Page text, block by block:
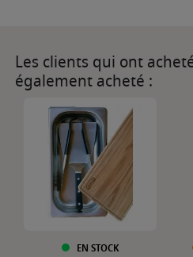
Les clients qui ont
également acheté :
EN STOCK